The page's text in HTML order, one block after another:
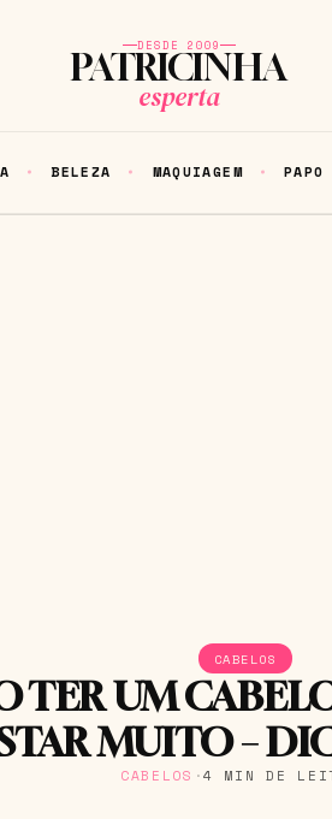
DESDE 2009
PATRICINHA
esperta
BELEZA MAQUIAGEM PAPO
CABELOS
TER UM
MUITO –
CABELOS ·4 MIN DE